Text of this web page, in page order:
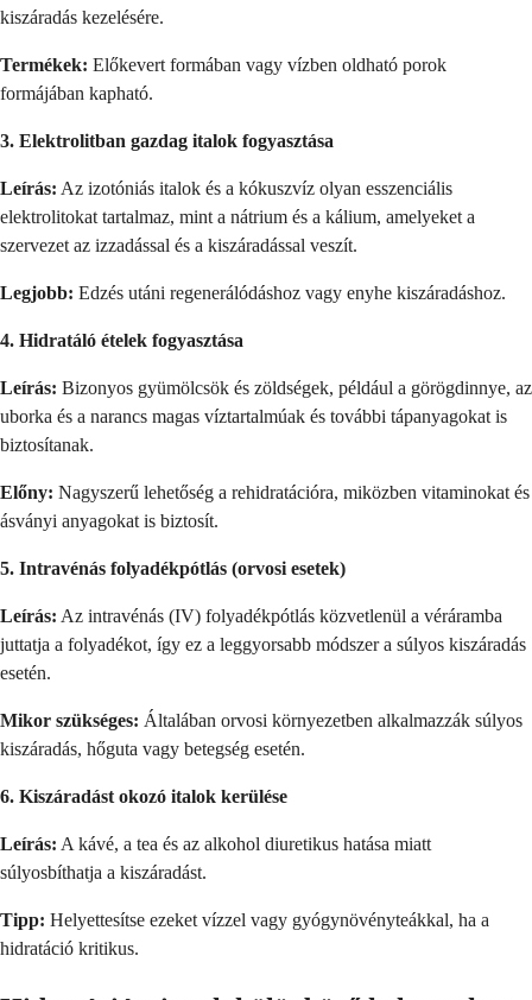
kiszáradás kezelésére.
Termékek: Előkevert formában vagy vízben oldható porok
formájában kapható.
3. Elektrolitban gazdag italok fogyasztása
Leírás: Az izotóniás italok és a kókuszvíz olyan esszenciális
elektrolitokat tartalmaz, mint a nátrium és a kálium, amelyeket a
szervezet az izzadással és a kiszáradással veszít.
Legjobb: Edzés utáni regenerálódáshoz vagy enyhe kiszáradáshoz.
4. Hidratáló ételek fogyasztása
Leírás: Bizonyos gyümölcsök és zöldségek, például a görögdinnye, az
uborka és a narancs magas víztartalmúak és további tápanyagokat is
biztosítanak.
Előny: Nagyszerű lehetőség a rehidratációra, miközben vitaminokat és
ásványi anyagokat is biztosít.
5. Intravénás folyadékpótlás (orvosi esetek)
Leírás: Az intravénás (IV) folyadékpótlás közvetlenül a véráramba
juttatja a folyadékot, így ez a leggyorsabb módszer a súlyos kiszáradás
esetén.
Mikor szükséges: Általában orvosi környezetben alkalmazzák súlyos
kiszáradás, hőguta vagy betegség esetén.
6. Kiszáradást okozó italok kerülése
Leírás: A kávé, a tea és az alkohol diuretikus hatása miatt
súlyosbíthatja a kiszáradást.
Tipp: Helyettesítse ezeket vízzel vagy gyógynövényteákkal, ha a
hidratáció kritikus.